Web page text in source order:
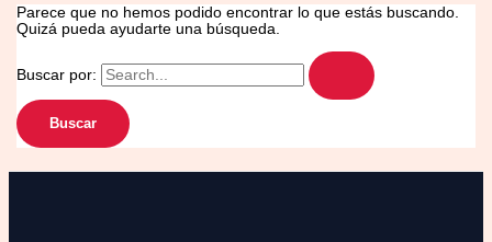
Parece que no hemos podido encontrar lo que estás buscando.
Quizá pueda ayudarte una búsqueda.
Buscar por: